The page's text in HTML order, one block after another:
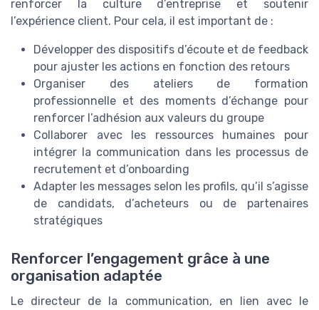
renforcer la culture d’entreprise et soutenir
l’expérience client. Pour cela, il est important de :
Développer des dispositifs d’écoute et de feedback
pour ajuster les actions en fonction des retours
Organiser des ateliers de formation
professionnelle et des moments d’échange pour
renforcer l’adhésion aux valeurs du groupe
Collaborer avec les ressources humaines pour
intégrer la communication dans les processus de
recrutement et d’onboarding
Adapter les messages selon les profils, qu’il s’agisse
de candidats, d’acheteurs ou de partenaires
stratégiques
Renforcer l’engagement grâce à une
organisation adaptée
Le directeur de la communication, en lien avec le